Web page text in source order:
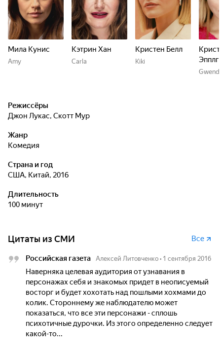
Мила Кунис
Amy
Кэтрин Хан
Carla
Кристен Белл
Kiki
Режиссёры
Джон Лукас, Скотт Мур
Жанр
комедия
Страна и год
США, Китай, 2016
Длительность
100 минут
Цитаты из СМИ Все
Российская газета Алексей Литовченко • 1 сентября 2016
Наверняка целевая аудитория от узнавания в
персонажах себя и знакомых придет в неописуемый
восторг и будет хохотать над пошлыми хохмами до
колик. Стороннему же наблюдателю может
показаться, что все эти персонажи - сплошь
психотичные дурочки. Из этого определенно следует
какой-то...